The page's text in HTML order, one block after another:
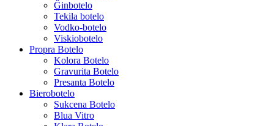
Ĝinbotelo
Tekila botelo
Vodko-botelo
Viskiobotelo
Propra Botelo
Kolora Botelo
Gravurita Botelo
Presanta Botelo
Bierobotelo
Sukcena Botelo
Blua Vitro